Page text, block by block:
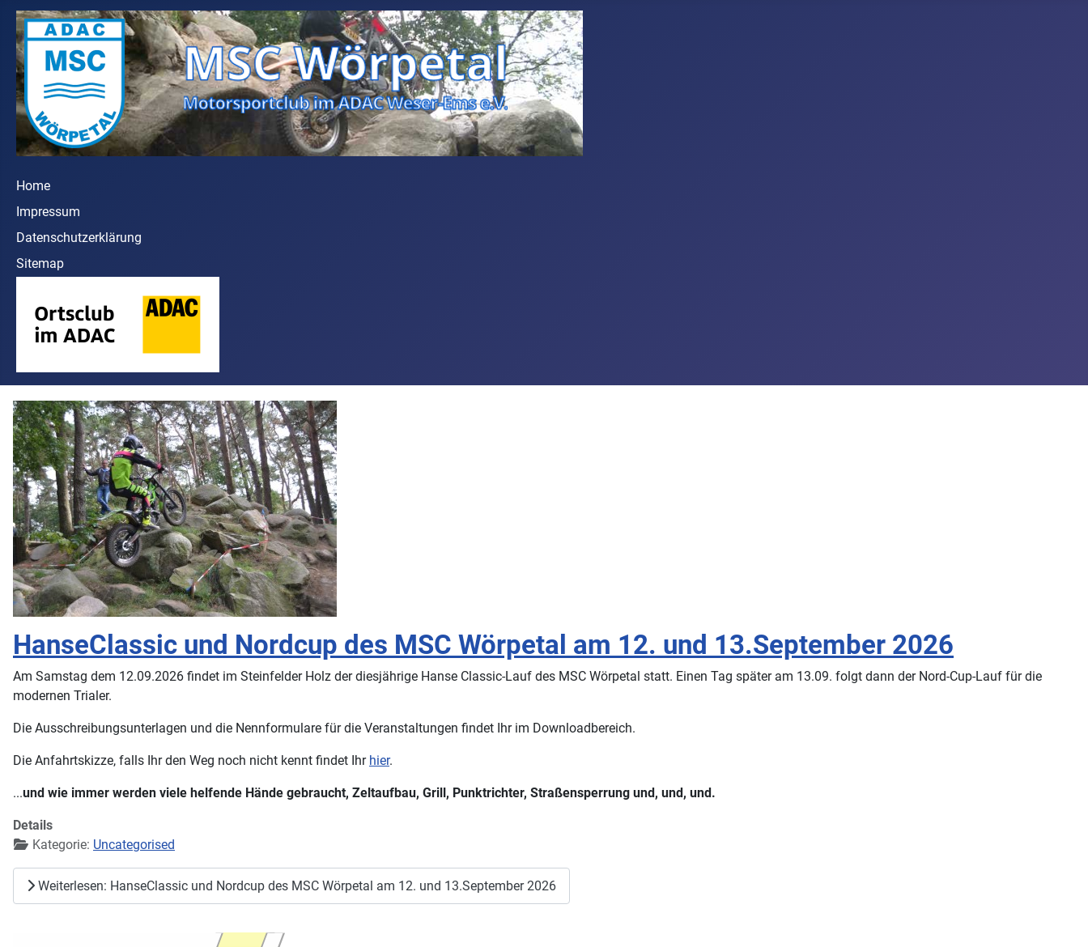
Home
Impressum
Datenschutzerklärung
Sitemap
HanseClassic und Nordcup des MSC Wörpetal am 12. und 13.September 2026
Am Samstag dem 12.09.2026 findet im Steinfelder Holz der diesjährige Hanse Classic-Lauf des MSC Wörpetal statt. Einen Tag später am 13.09. folgt dann der Nord-Cup-Lauf für die
modernen Trialer.
Die Ausschreibungsunterlagen und die Nennformulare für die Veranstaltungen findet Ihr im Downloadbereich.
Die Anfahrtskizze, falls Ihr den Weg noch nicht kennt findet Ihr hier.
...und wie immer werden viele helfende Hände gebraucht, Zeltaufbau, Grill, Punktrichter, Straßensperrung und, und, und.
Details
Kategorie: Uncategorised
Weiterlesen: HanseClassic und Nordcup des MSC Wörpetal am 12. und 13.September 2026